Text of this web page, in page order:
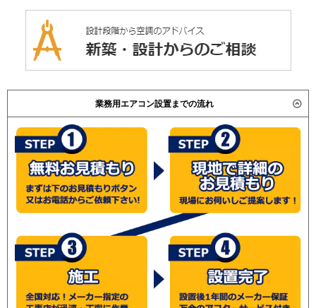
業務用エアコン設置までの流れ